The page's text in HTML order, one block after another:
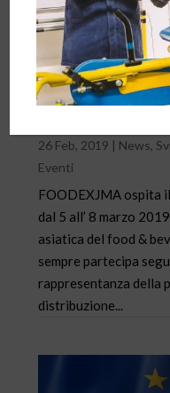
26 Feb, 2019 | News,
Eventi
FOODEXJMA ospita
dal 5 all’ 8 marzo
asiatica del food &
sempre partecipa
rappresentanza della
distribuzione...